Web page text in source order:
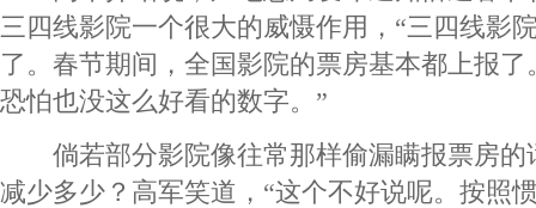
三四线影院一个很大的威慑作用，“三四线影
了。春节期间，全国影院的票房基本都上报
恐怕也没这么好看的数字。”
倘若部分影院像往常那样偷漏瞒报票房的
减少多少？高军笑道，“这个不好说呢。按照